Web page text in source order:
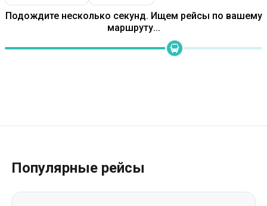
Подождите несколько секунд. Ищем рейсы по вашему
маршруту...
Популярные рейсы